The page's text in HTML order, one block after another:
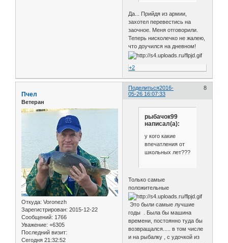
Да... Прийдя из армии,
захотел перевестись на
заочное. Меня отговорили.
Теперь нисколечко не жалею,
что доучился на дневном!
+2
Поделиться 8
2016-
05-26 16:07:33
Пчел
Ветеран
Откуда: Voronezh
Зарегистрирован: 2015-12-22
Сообщений: 1766
Уважение: +6305
Последний визит:
Сегодня 21:32:52
рыбачок99
написал(а):
у кого какие
впечатления от
школьных лет???
Только самые
положительные
Это были самые лучшие
годы . Была бы машина
времени, постоянно туда бы
возвращался..... в том числе
и на рыбалку , с удочкой из